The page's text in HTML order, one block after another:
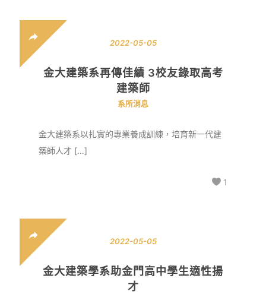
2022-05-05
金大建築系再傳佳績 3校友錄取高考
建築師
系所消息
金大建築系以扎實的專業養成訓練，培育新一代建
築師人才 […]
1
2022-05-05
金大建築學系助金門高中學生適性揚
才